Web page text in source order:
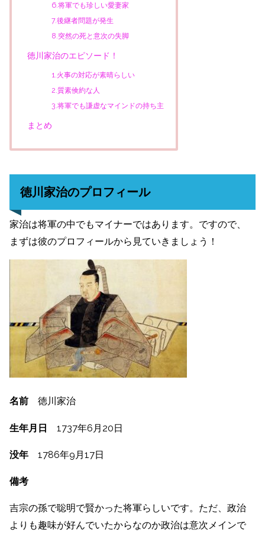
6.将軍でも珍しい愛妻家
7.後継者問題が発生
8.突然の死と意次の失脚
徳川家治のエピソード！
1.火事の対応が素晴らしい
2.質素倹約な人
3.将軍でも謙虚なマインドの持ち主
まとめ
徳川家治のプロフィール
家治は将軍の中でもマイナーではあります。ですので、
まずは彼のプロフィールから見ていきましょう！
名前 徳川家治
生年月日 1737年6月20日
没年 1786年9月17日
備考
吉宗の孫で聡明で賢かった将軍らしいです。ただ、政治
よりも趣味が好んでいたからなのか政治は意次メインで